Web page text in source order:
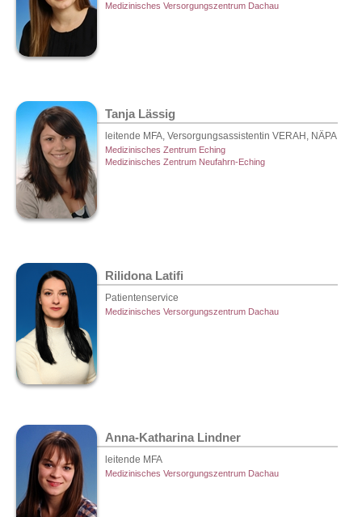
Medizinisches Versorgungszentrum Dachau
Tanja Lässig
leitende MFA, Versorgungsassistentin VERAH, NÄPA
Medizinisches Zentrum Eching
Medizinisches Zentrum Neufahrn-Eching
Rilidona Latifi
Patientenservice
Medizinisches Versorgungszentrum Dachau
Anna-Katharina Lindner
leitende MFA
Medizinisches Versorgungszentrum Dachau